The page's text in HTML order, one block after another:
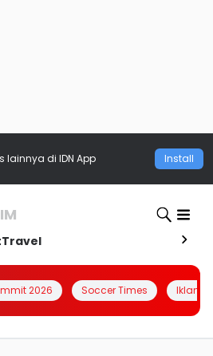
lainnya di IDN App Install
Travel
2026 Soccer Times Iklanin